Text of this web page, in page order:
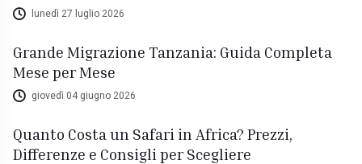
lunedì 27 luglio 2026
Grande Migrazione Tanzania: Guida Completa
Mese per Mese
giovedì 04 giugno 2026
Quanto Costa un Safari in Africa? Prezzi,
Differenze e Consigli per Scegliere